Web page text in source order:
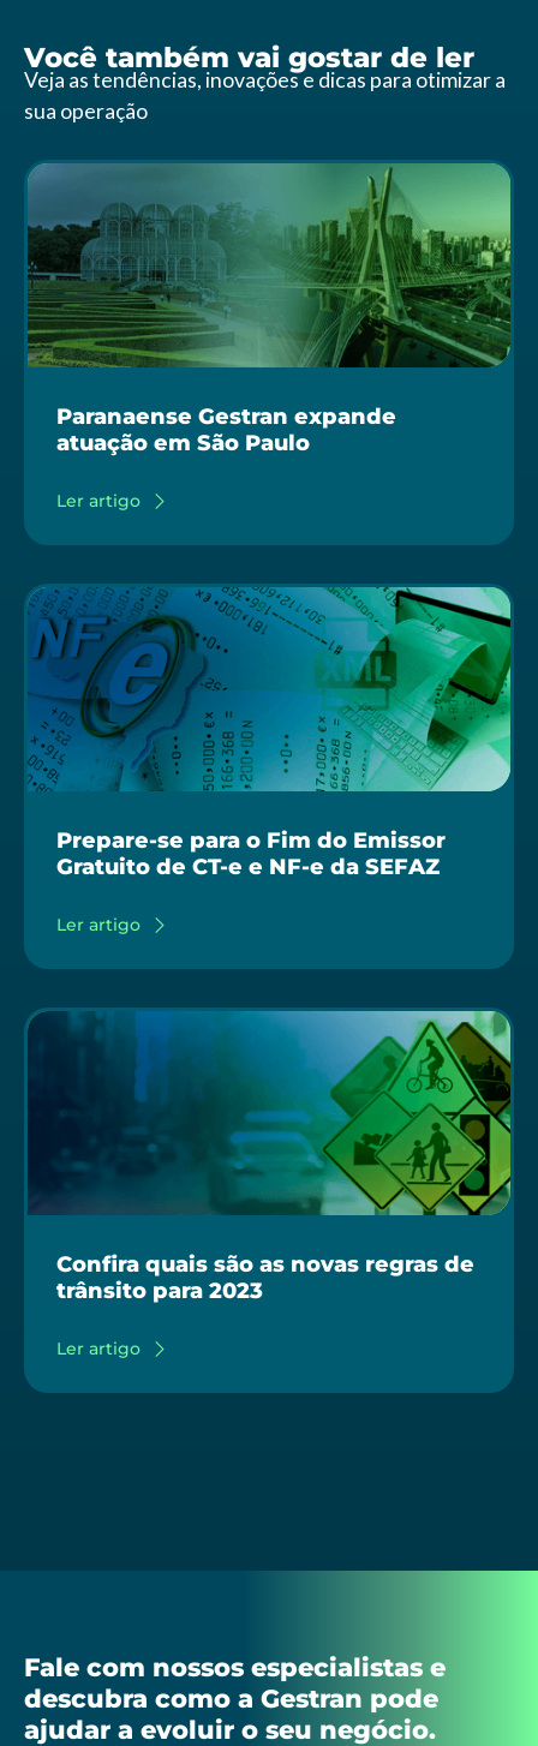
Você também vai gostar de ler
Veja as tendências, inovações e dicas para otimizar a
sua operação
Paranaense Gestran expande
atuação em São Paulo
Ler artigo
Prepare-se para o Fim do Emissor
Gratuito de CT-e e NF-e da SEFAZ
Ler artigo
Confira quais são as novas regras de
trânsito para 2023
Ler artigo
Fale com nossos especialistas e
descubra como a Gestran pode
ajudar a evoluir o seu negócio.